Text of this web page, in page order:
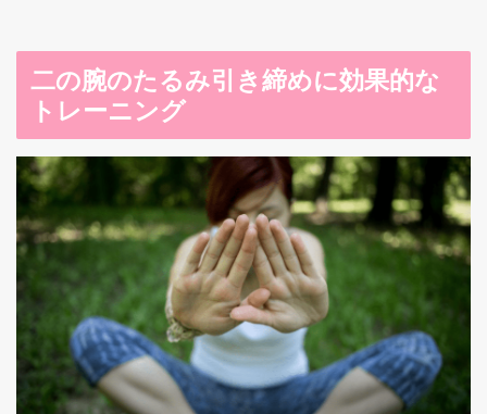
二の腕のたるみ引き締めに効果的な
トレーニング